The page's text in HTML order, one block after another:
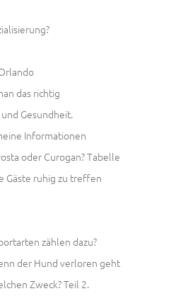
das richtig
Gesundheit.
Informationen
oder Curogan? Tabelle
Gäste ruhig zu treffen
zählen dazu?
der Hund verloren geht
Zweck? Teil 2.